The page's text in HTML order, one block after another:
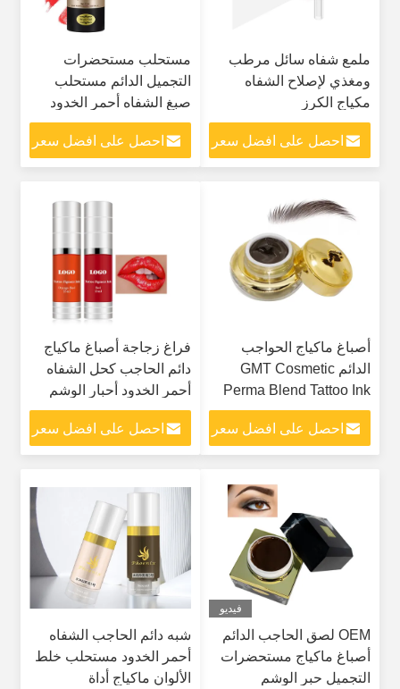
ملمع شفاه سائل مرطب
ومغذي لإصلاح الشفاه
مكياج الكرز
احصل على افضل سعر
مستحلب مستحضرات
التجميل الدائم مستحلب
صبغ الشفاه أحمر الخدود
الحاجب الوشم الحبر
احصل على افضل سعر
أصباغ ماكياج الحواجب
الدائم GMT Cosmetic
Perma Blend Tattoo Ink
Academy
احصل على افضل سعر
فراغ زجاجة أصباغ ماكياج
دائم الحاجب كحل الشفاه
أحمر الخدود أحبار الوشم
احصل على افضل سعر
فيديو
OEM لصق الحاجب الدائم
أصباغ ماكياج مستحضرات
التجميل حبر الوشم
شبه دائم الحاجب الشفاه
أحمر الخدود مستحلب خلط
الألوان ماكياج أداة